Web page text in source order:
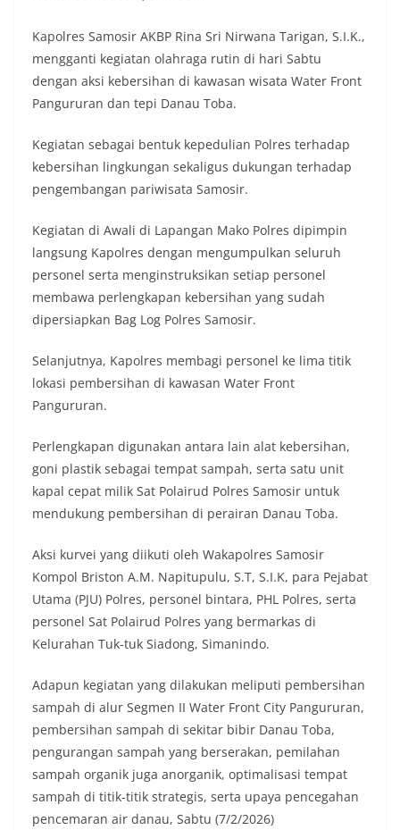
penghormatan kita bersama terhadap
perjuangan para pahlawan yang telah merebut
kemerdekaan,” ujar Aiptu Muliyadi Suraukur saat
berdialog dengan warga.‎‎Ia juga menambahkan
agar warga memperhatikan kondisi bendera yang
keadaan bersih, tidak sobek, dan layak untuk
dikibarkan sebagai simbol kehormatan
negara.‎‎‎Selain menyampaikan imbauan terkait
bendera, kegiatan sambang DDS ini juga
warning) guna mengantisipasi potensi gangguan
keamanan dan ketertiban masyarakat
(Kamtibmas) di lingkungan tempat tinggal warga.
Melalui interaksi langsung tersebut,
Bhabinkamtibmas dapat menghimpun informasi
awal terkait situasi sosial, potensi kerawanan,
kondusivitas wilayah, khususnya menjelang
perayaan HUT Kemerdekaan RI yang biasanya
diwarnai dengan berbagai kegiatan dan
keramaian warga.‎‎Dengan adanya deteksi dini ini,
diantisipasi sejak awal sehingga situasi di
Kelurahan Sunggal tetap terjaga aman, tertib,
dan kondusif hingga puncak perayaan HUT
Kemerdekaan RI berlangsung.‎‎Wujud Kedekatan
Polri dengan Masyarakat‎Kegiatan sambang Door
implementasi program Polri Presisi yang
mengedepankan kehadiran dan kedekatan
personel Kepolisian dengan masyarakat. Melalui
kegiatan semacam ini, Bhabinkamtibmas tidak
hanya berperan sebagai penyampai informasi
dan imbauan, tetapi juga sebagai mitra
secara bersama-sama.‎‎Kehadiran
Bhabinkamtibmas di tengah-tengah warga
diharapkan dapat semakin mempererat
hubungan kemitraan antara Polri dan
masyarakat, sekaligus membangun kesadaran
kolektif warga akan pentingnya menjaga
keamanan, ketertiban, dan kekompakan
lingkungan, khususnya dalam menyambut
momentum bersejarah HUT Kemerdekaan
Kapolres Samosir AKBP Rina Sri Nirwana Tarigan, S.I.K.,
mengganti kegiatan olahraga rutin di hari Sabtu
dengan aksi kebersihan di kawasan wisata Water Front
Pangururan dan tepi Danau Toba.
Kegiatan sebagai bentuk kepedulian Polres terhadap
kebersihan lingkungan sekaligus dukungan terhadap
pengembangan pariwisata Samosir.
Kegiatan di Awali di Lapangan Mako Polres dipimpin
langsung Kapolres dengan mengumpulkan seluruh
personel serta menginstruksikan setiap personel
membawa perlengkapan kebersihan yang sudah
dipersiapkan Bag Log Polres Samosir.
Selanjutnya, Kapolres membagi personel ke lima titik
lokasi pembersihan di kawasan Water Front
Pangururan.
Perlengkapan digunakan antara lain alat kebersihan,
goni plastik sebagai tempat sampah, serta satu unit
kapal cepat milik Sat Polairud Polres Samosir untuk
mendukung pembersihan di perairan Danau Toba.
Aksi kurvei yang diikuti oleh Wakapolres Samosir
Kompol Briston A.M. Napitupulu, S.T, S.I.K, para Pejabat
Utama (PJU) Polres, personel bintara, PHL Polres, serta
personel Sat Polairud Polres yang bermarkas di
Kelurahan Tuk-tuk Siadong, Simanindo.
Adapun kegiatan yang dilakukan meliputi pembersihan
sampah di alur Segmen II Water Front City Pangururan,
pembersihan sampah di sekitar bibir Danau Toba,
pengurangan sampah yang berserakan, pemilahan
sampah organik juga anorganik, optimalisasi tempat
sampah di titik-titik strategis, serta upaya pencegahan
pencemaran air danau, Sabtu (7/2/2026)